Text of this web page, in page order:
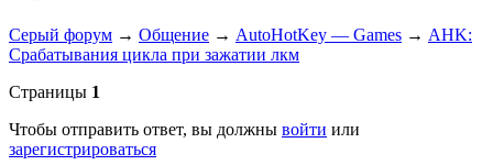
Серый форум → Общение → AutoHotKey — Games → AHK:
Срабатывания цикла при зажатии лкм
Страницы 1
Чтобы отправить ответ, вы должны войти или
зарегистрироваться